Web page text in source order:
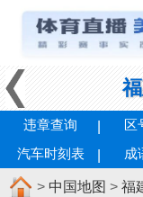
违章查询 区
汽车时刻表
成
> 中国地图 > 福